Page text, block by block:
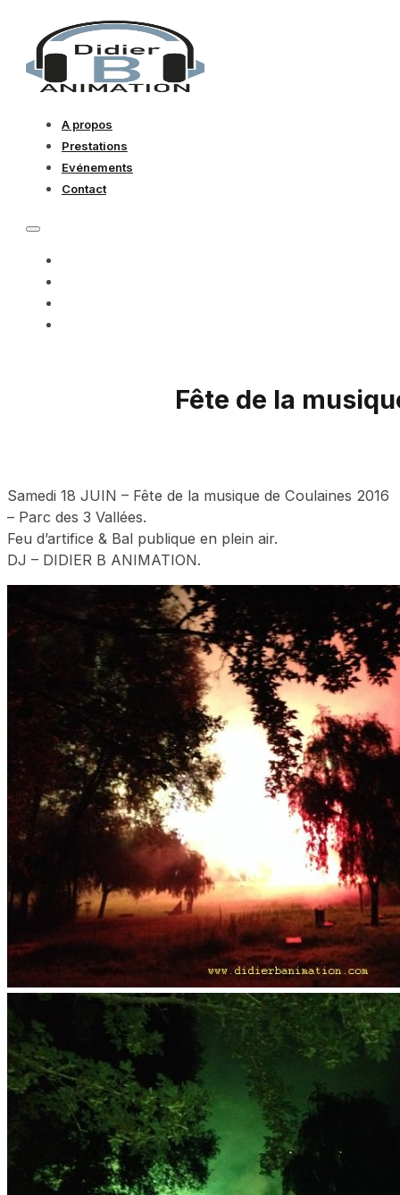
A propos
Prestations
Evénements
Contact
Fête de la
Samedi 18 JUIN – Fête de la musique de Coulaines 2016
– Parc des 3 Vallées.
Feu d’artifice & Bal publique en plein air.
DJ – DIDIER B ANIMATION.